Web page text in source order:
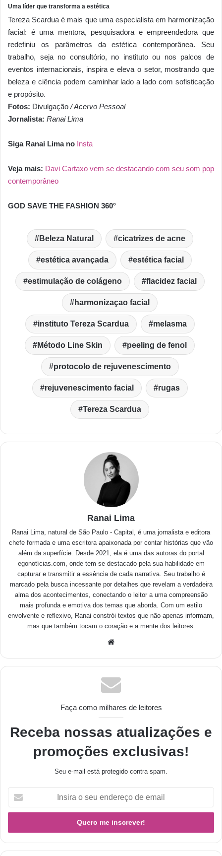
Uma líder que transforma a estética
Tereza Scardua é mais que uma especialista em harmonização
facial: é uma mentora, pesquisadora e empreendedora que
redefiniu os parâmetros da estética contemporânea. Seu
trabalho, seja no consultório, no instituto ou nos palcos de
eventos internacionais, inspira e eleva o setor, mostrando que
beleza e ciência podem caminhar lado a lado com sofisticação
e propósito.
Fotos: Divulgação/ Acervo Pessoal
Jornalista: Ranai Lima
Siga Ranai Lima no Insta
Veja mais: Davi Cartaxo vem se destacando com seu som pop
contemporâneo
GOD SAVE THE FASHION 360°
Beleza Natural cicatrizes de acne
estética avançada estética facial
estimulação de colágeno flacidez facial
harmonizaçao facial
instituto Tereza Scardua melasma
Método Line Skin peeling de fenol
protocolo de rejuvenescimento
rejuvenescimento facial rugas
Tereza Scardua
Ranai Lima
Ranai Lima, natural de São Paulo - Capital, é uma jornalista e editora
chefe formada e uma escritora apaixonada por contar histórias que vão
além da superfície. Desde 2021, ela é uma das autoras do portal
egonotícias.com, onde tem se destacado pela sua habilidade em
capturar e transmitir a essência de cada narrativa. Seu trabalho é
marcado pela busca incessante por detalhes que revelam a verdadeira
alma dos acontecimentos, conectando o leitor a uma compreensão
mais profunda e emotiva dos temas que aborda. Com um estilo
envolvente e reflexivo, Ranai constrói textos que não apenas informam,
mas que também tocam o coração e a mente dos leitores.
Faça como milhares de leitores
Receba nossas atualizações e
promoções exclusivas!
Seu e-mail está protegido contra spam.